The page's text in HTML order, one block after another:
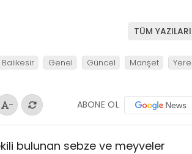
TÜM YAZILARI
Balıkesir Genel Güncel Manşet Yerel
- ABONE OL
bulunan sebze ve meyveler